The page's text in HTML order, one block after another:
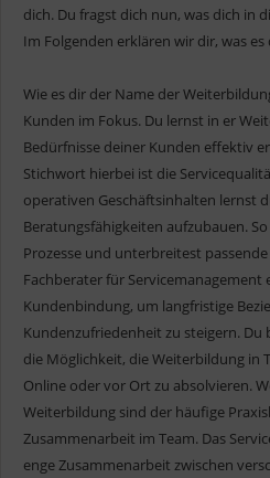
dich. Du fragst dich nun, was dich in
Im Folgenden erklären wir dir, was
Wie es dir der Name der
Kunden im Fokus. Du lernst in er
Bedürfnisse deiner Kunden effektiv
Stichwort hierbei ist die
operativen Geschäftsinhalten lernst
Beratungsfähigkeiten aufzubauen.
Prozesse und unterbreitest
Fachberater für
Kundenbindung, um langfristige
Kundenzufriedenheit zu steigern. Du
die Möglichkeit, die Weiterbildung in
Online oder vor Ort zu absolvieren.
Weiterbildung sind der häufige
Zusammenarbeit im Team. Das
enge Zusammenarbeit zwischen